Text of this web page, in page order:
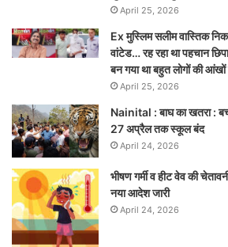
April 25, 2026
Ex मुस्लिम सलीम वास्तिक
वांटेड… रह रहा था पहचान
बन गया था बहुत लोगों की आंखों
April 25, 2026
Nainital : बाघ का खतरा :
27 अप्रैल तक स्कूल बंद
April 24, 2026
भीषण गर्मी व हीट वेव की
नया आदेश जारी
April 24, 2026